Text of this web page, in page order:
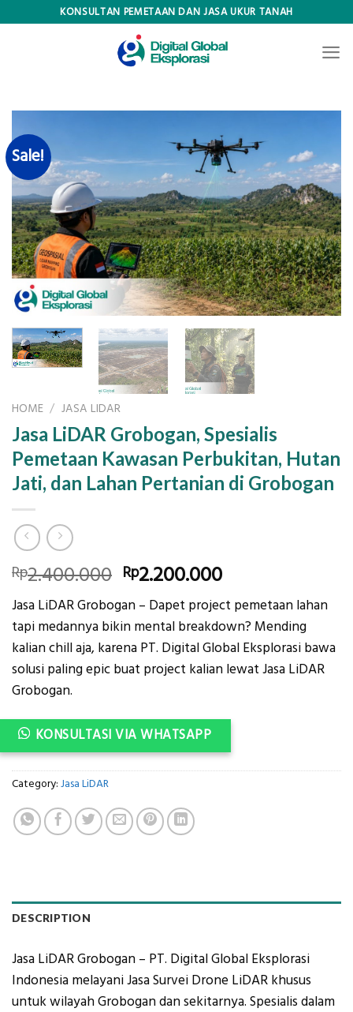
KONSULTAN PEMETAAN DAN JASA UKUR TANAH
Sale!
HOME / JASA LIDAR
Jasa LiDAR Grobogan, Spesialis
Pemetaan Kawasan Perbukitan, Hutan
Jati, dan Lahan Pertanian di Grobogan
Rp2.400.000 Original
price
was:
Rp2.400.000.
Rp2.200.000Current
price
is:
Rp2.200.000.
Jasa LiDAR Grobogan – Dapet project pemetaan lahan
tapi medannya bikin mental breakdown? Mending
kalian chill aja, karena PT. Digital Global Eksplorasi bawa
solusi paling epic buat project kalian lewat Jasa LiDAR
Grobogan.
KONSULTASI VIA WHATSAPP
Category: Jasa LiDAR
DESCRIPTION
Jasa LiDAR Grobogan – PT. Digital Global Eksplorasi
Indonesia melayani Jasa Survei Drone LiDAR khusus
untuk wilayah Grobogan dan sekitarnya. Spesialis dalam